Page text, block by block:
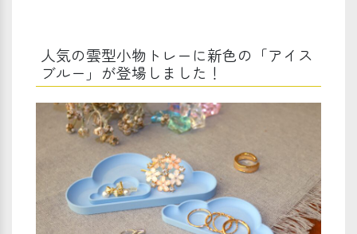
人気の雲型小物トレーに新色の「アイス
ブルー」が登場しました！